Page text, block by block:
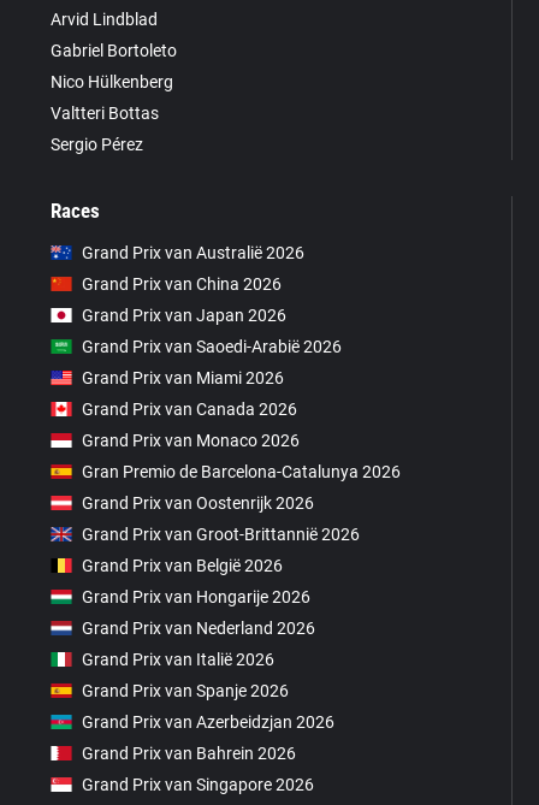
Arvid Lindblad
Gabriel Bortoleto
Nico Hülkenberg
Valtteri Bottas
Sergio Pérez
Races
Grand Prix van Australië 2026
Grand Prix van China 2026
Grand Prix van Japan 2026
Grand Prix van Saoedi-Arabië 2026
Grand Prix van Miami 2026
Grand Prix van Canada 2026
Grand Prix van Monaco 2026
Gran Premio de Barcelona-Catalunya 2026
Grand Prix van Oostenrijk 2026
Grand Prix van Groot-Brittannië 2026
Grand Prix van België 2026
Grand Prix van Hongarije 2026
Grand Prix van Nederland 2026
Grand Prix van Italië 2026
Grand Prix van Spanje 2026
Grand Prix van Azerbeidzjan 2026
Grand Prix van Bahrein 2026
Grand Prix van Singapore 2026